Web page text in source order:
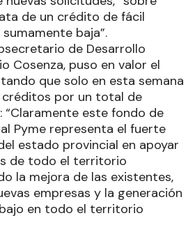
de un crédito de fácil
baja”.
de Desarrollo
Cosenza, puso en valor el
que solo en esta semana
por un total de
“Claramente este fondo de
Pyme representa el fuerte
estado provincial en apoyar
de todo el territorio
la mejora de las existentes,
empresas y la generación
en todo el territorio